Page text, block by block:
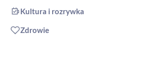
Kultura i rozrywka
Zdrowie